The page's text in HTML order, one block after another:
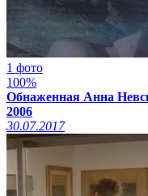
1 фото
100%
Обнаженная Анна
2006
30.07.2017